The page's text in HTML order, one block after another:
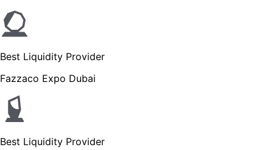
Best Liquidity Provider
Fazzaco Expo Dubai
Best Liquidity Provider